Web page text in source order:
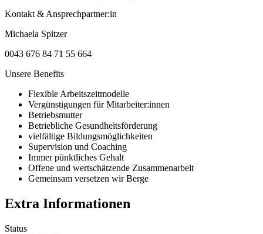
Kontakt & Ansprechpartner:in
Michaela Spitzer
0043 676 84 71 55 664
Unsere Benefits
Flexible Arbeitszeitmodelle
Vergünstigungen für Mitarbeiter:innen
Betriebsmutter
Betriebliche Gesundheitsförderung
vielfältige Bildungsmöglichkeiten
Supervision und Coaching
Immer pünktliches Gehalt
Offene und wertschätzende Zusammenarbeit
Gemeinsam versetzen wir Berge
Extra Informationen
Status